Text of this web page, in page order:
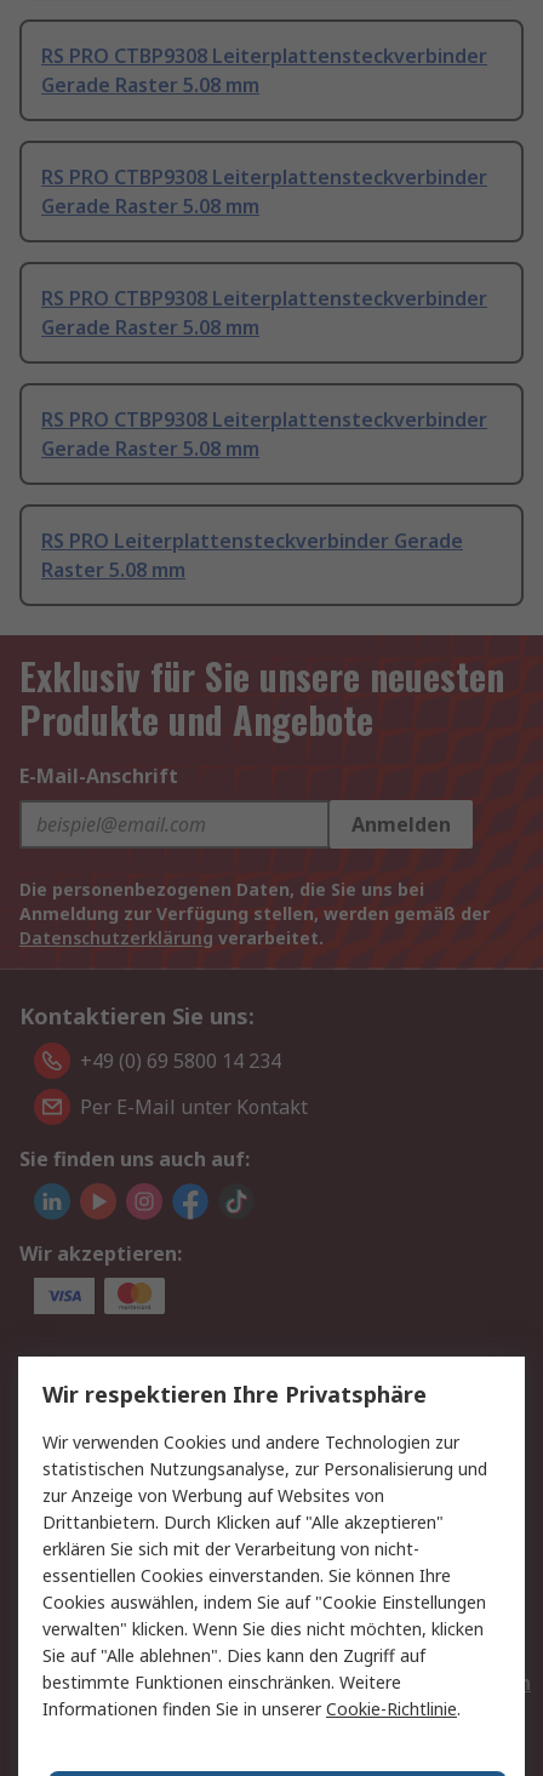
RS PRO CTBP9308 Leiterplattensteckverbinder
Gerade Raster 5.08 mm
RS PRO CTBP9308 Leiterplattensteckverbinder
Gerade Raster 5.08 mm
RS PRO CTBP9308 Leiterplattensteckverbinder
Gerade Raster 5.08 mm
RS PRO CTBP9308 Leiterplattensteckverbinder
Gerade Raster 5.08 mm
RS PRO Leiterplattensteckverbinder Gerade
Raster 5.08 mm
Exklusiv für Sie unsere neuesten
Produkte und Angebote
E-Mail-Anschrift
Anmelden
Die personenbezogenen Daten, die Sie uns bei
Anmeldung zur Verfügung stellen, werden gemäß der
Datenschutzerklärung verarbeitet.
Kontaktieren Sie uns:
+49 (0) 69 5800 14 234
Per E-Mail unter Kontakt
Sie finden uns auch auf:
Wir akzeptieren:
Service
Value Added Services
Lieferlösungen
Rücksendungen
Kontakt
Hilfe
Privatkunden
Rechtliches
AGB
Datenschutz
Cookie-Richtlinie
Zahlungsbedingungen
Copyright/Impressum
Entsorgung
Elektrogeräte/Batterien
Wir respektieren Ihre Privatsphäre
Wir verwenden Cookies und andere Technologien zur
statistischen Nutzungsanalyse, zur Personalisierung und
zur Anzeige von Werbung auf Websites von
Drittanbietern. Durch Klicken auf "Alle akzeptieren"
erklären Sie sich mit der Verarbeitung von nicht-
essentiellen Cookies einverstanden. Sie können Ihre
Cookies auswählen, indem Sie auf "Cookie Einstellungen
verwalten" klicken. Wenn Sie dies nicht möchten, klicken
Sie auf "Alle ablehnen". Dies kann den Zugriff auf
bestimmte Funktionen einschränken. Weitere
Informationen finden Sie in unsererCookie-Richtlinie.